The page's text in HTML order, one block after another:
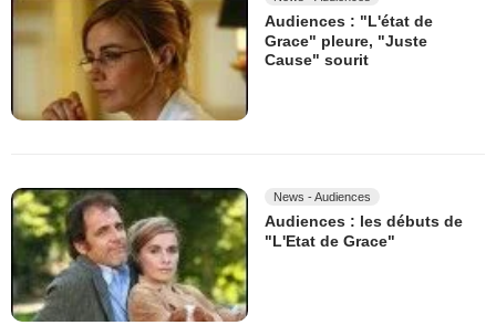
Audiences : "L'état de
Grace" pleure, "Juste
Cause" sourit
News - Audiences
Audiences : les débuts de
"L'Etat de Grace"